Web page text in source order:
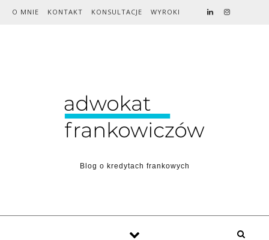
Skip to content
O MNIE KONTAKT KONSULTACJE WYROKI
Blog o kredytach frankowych